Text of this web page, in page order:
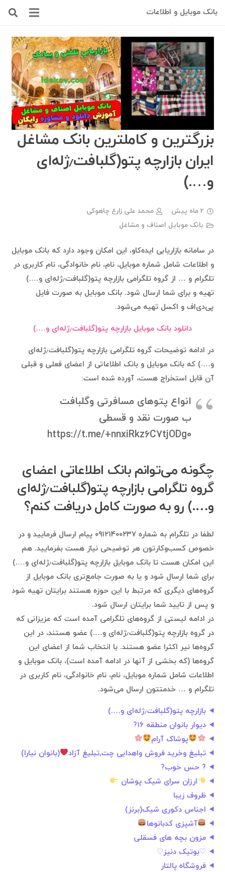
بانک موبایل و اطلاعات
بزرگترین و کاملترین بانک مشاغل
ایران بازارچه پتو(گلبافت٫ژله‌ای
و….)
2 ماه پیش
محمد علی زارع چاهوکی
بانک موبایل اصناف و مشاغل
در سامانه بازاریابی ایده‌کاو، این امکان وجود دارد که بانک موبایل
و اطلاعات شامل شماره موبایل، نام، نام خانوادگی، نام کاربری در
تلگرام و … از گروه تلگرامی بازارچه پتو(گلبافت٫ژله‌ای و….)
تهیه و برای شما ارسال شود. بانک موبایل به صورت فایل
پی‌دی‌اف و اکسل تهیه می‌شود.
دانلود بانک موبایل بازارچه پتو(گلبافت٫ژله‌ای و….)
در ادامه توضیحات گروه تلگرامی بازارچه پتو(گلبافت٫ژله‌ای
و….) که بانک موبایل و بانک اطلاعاتی از اعضای فعلی و قبلی
آن قابل استخراج هست، آورده شده است:
انواع پتوهای مسافرتی وگلبافت
ب صورت نقد و قسطی
https://t.me/+nnxiRkz6C7tjODg0
چگونه می‌توانم بانک اطلاعاتی اعضای
گروه تلگرامی بازارچه پتو(گلبافت٫ژله‌ای
و….) رو به صورت کامل دریافت کنم؟
لطفا در تلگرام به شماره ۰۹۱۲۱۴۰۰۲۳۷ پیام ارسال فرمایید و در
خصوص کسب‌وکارتون هر توضیحی نیاز هست بفرمایید. هم
این امکان هست تا بانک موبایل بازارچه پتو(گلبافت٫ژله‌ای و….)
برای شما ارسال شود و یا به صورت جامع‌تری بانک موبایل از
گروه‌های دیگری که مرتبط با این حوزه هستند برایتان تهیه شود
و پس از تایید شما برایتان ارسال شود.
در ادامه لیستی از گروه‌های تلگرامی آمده است که عزیزانی که
در گروه بازارچه پتو(گلبافت٫ژله‌ای و….) عضو هستند، در این
گروه‌ها نیر اکثرا عضو هستند. با انتخاب شما از اعضای این
گروه‌ها (که بخشی از آنها در ادامه آمده است)، بانک موبایل و
اطلاعات شامل شماره موبایل، نام، نام خانوادگی، نام کاربری در
تلگرام و … خدمتتون ارسال می‌شود.
بازارچه پتو(گلبافت٫ژله‌ای و….)
دیوار بانوان منطقه ۱۶?
پوشاک آرام
تبلیغ وخرید فروش واهدایی چت,تبلیغ آزاد
(بانوان نیارا)
? حس خوب?
ارزان سرای شیک پوشان
ظروف زیبا
اجناس دکوری شیک(برنز)
آشپزی کدبانوها
مزون بچه های فسقلی
♡بوتیک دنیز♡
فروشگاه پالتار